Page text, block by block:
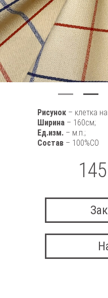
Рисунок – клетка
Ширина – 160см;
Ед.изм. – м.п.;
Состав – 100%CO